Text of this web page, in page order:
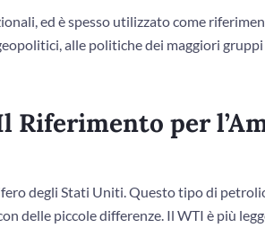
ed è spesso utilizzato come
alle politiche dei maggiori
Riferimento per
degli Stati Uniti. Questo tipo di
delle piccole differenze. Il WTI è più